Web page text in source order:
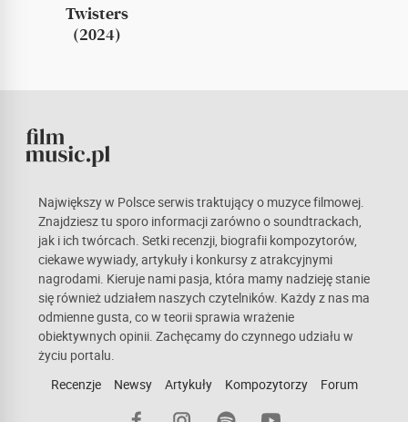
Twisters
(2024)
Największy w Polsce serwis traktujący o muzyce filmowej.
Znajdziesz tu sporo informacji zarówno o soundtrackach,
jak i ich twórcach. Setki recenzji, biografii kompozytorów,
ciekawe wywiady, artykuły i konkursy z atrakcyjnymi
nagrodami. Kieruje nami pasja, która mamy nadzieję stanie
się również udziałem naszych czytelników. Każdy z nas ma
odmienne gusta, co w teorii sprawia wrażenie
obiektywnych opinii. Zachęcamy do czynnego udziału w
życiu portalu.
Recenzje
Newsy Artykuły Kompozytorzy Forum